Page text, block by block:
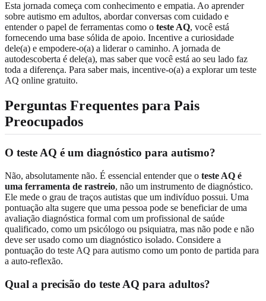
Esta jornada começa com conhecimento e empatia. Ao aprender
sobre autismo em adultos, abordar conversas com cuidado e
entender o papel de ferramentas como o teste AQ, você está
fornecendo uma base sólida de apoio. Incentive a curiosidade
dele(a) e empodere-o(a) a liderar o caminho. A jornada de
autodescoberta é dele(a), mas saber que você está ao seu lado faz
toda a diferença. Para saber mais, incentive-o(a) a explorar um teste
AQ online gratuito.
Perguntas Frequentes para Pais
Preocupados
O teste AQ é um diagnóstico para autismo?
Não, absolutamente não. É essencial entender que o teste AQ é
uma ferramenta de rastreio, não um instrumento de diagnóstico.
Ele mede o grau de traços autistas que um indivíduo possui. Uma
pontuação alta sugere que uma pessoa pode se beneficiar de uma
avaliação diagnóstica formal com um profissional de saúde
qualificado, como um psicólogo ou psiquiatra, mas não pode e não
deve ser usado como um diagnóstico isolado. Considere a
pontuação do teste AQ para autismo como um ponto de partida para
a auto-reflexão.
Qual a precisão do teste AQ para adultos?